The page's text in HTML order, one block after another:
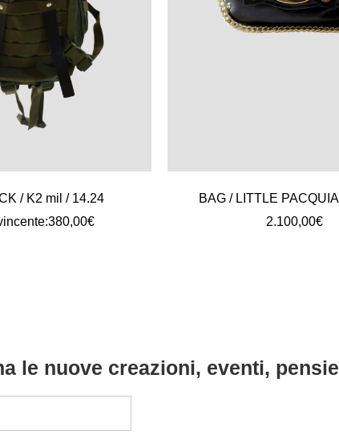
/ K2 mil / 14.24
380,00€
BAG / LITTLE
2.100,00€
le nuove creazioni, eventi,